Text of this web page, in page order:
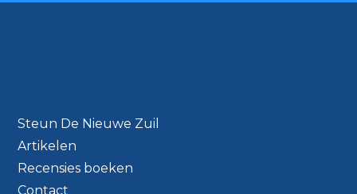
Steun De Nieuwe Zuil
Artikelen
Recensies boeken
Contact